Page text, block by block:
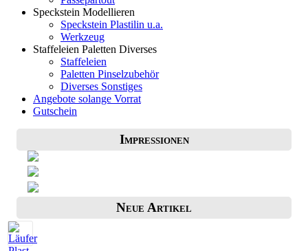
Speckstein Modellieren
Speckstein Plastilin u.a.
Werkzeug
Staffeleien Paletten Diverses
Staffeleien
Paletten Pinselzubehör
Diverses Sonstiges
Angebote solange Vorrat
Gutschein
Impressionen
Neue Artikel